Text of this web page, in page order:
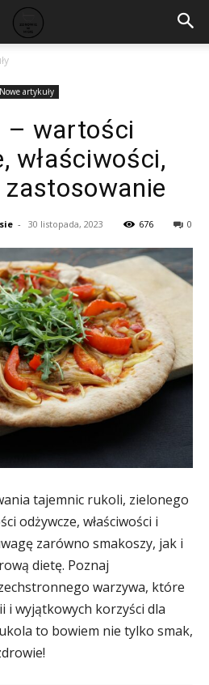
Nowe artykuły
– wartości
właściwości,
- 30 listopada, 2023 676 0
tajemnic rukoli, zielonego
odżywcze, właściwości i
zarówno smakoszy, jak i
dietę. Poznaj
warzywa, które
wyjątkowych korzyści dla
to bowiem nie tylko smak,